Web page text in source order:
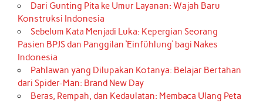
Dari Gunting Pita ke Umur Layanan: Wajah Baru
Konstruksi Indonesia
Sebelum Kata Menjadi Luka: Kepergian Seorang
Pasien BPJS dan Panggilan ‘Einfühlung’ bagi Nakes
Indonesia
Pahlawan yang Dilupakan Kotanya: Belajar Bertahan
dari Spider-Man: Brand New Day
Beras, Rempah, dan Kedaulatan: Membaca Ulang Peta